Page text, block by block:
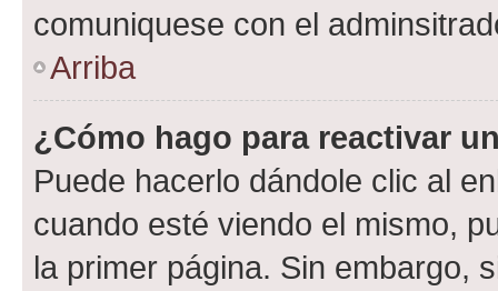
comuniquese con el
Arriba
¿Cómo hago para reactivar
Puede hacerlo dándole clic al
cuando esté viendo el mismo,
la primer página. Sin embargo,